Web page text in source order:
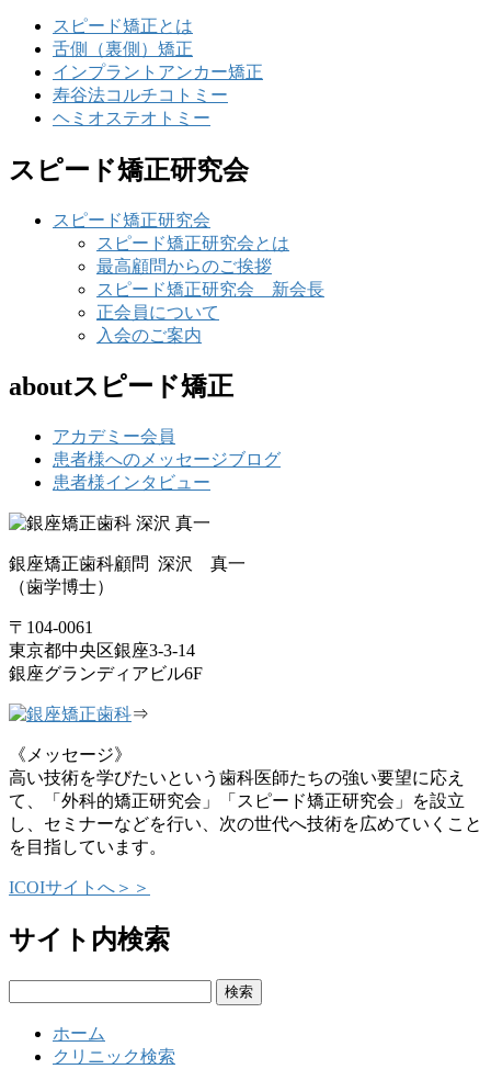
スピード矯正とは
舌側（裏側）矯正
インプラントアンカー矯正
寿谷法コルチコトミー
ヘミオステオトミー
スピード矯正研究会
スピード矯正研究会
スピード矯正研究会とは
最高顧問からのご挨拶
スピード矯正研究会 新会長
正会員について
入会のご案内
aboutスピード矯正
アカデミー会員
患者様へのメッセージブログ
患者様インタビュー
銀座矯正歯科顧問 深沢 真一
（歯学博士）
〒104-0061
東京都中央区銀座3-3-14
銀座グランディアビル6F
⇒
《メッセージ》
高い技術を学びたいという歯科医師たちの強い要望に応え
て、「外科的矯正研究会」「スピード矯正研究会」を設立
し、セミナーなどを行い、次の世代へ技術を広めていくこと
を目指しています。
ICOIサイトへ＞＞
サイト内検索
ホーム
クリニック検索